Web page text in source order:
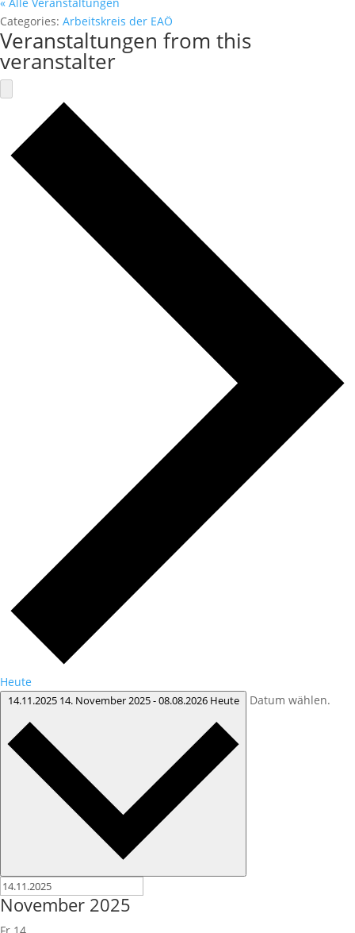
Categories: Arbeitskreis der EAÖ
Veranstaltungen from this
veranstalter
Heute
14.11.2025 14. November 2025-08.08.2026 Heute Datum wählen.
November 2025